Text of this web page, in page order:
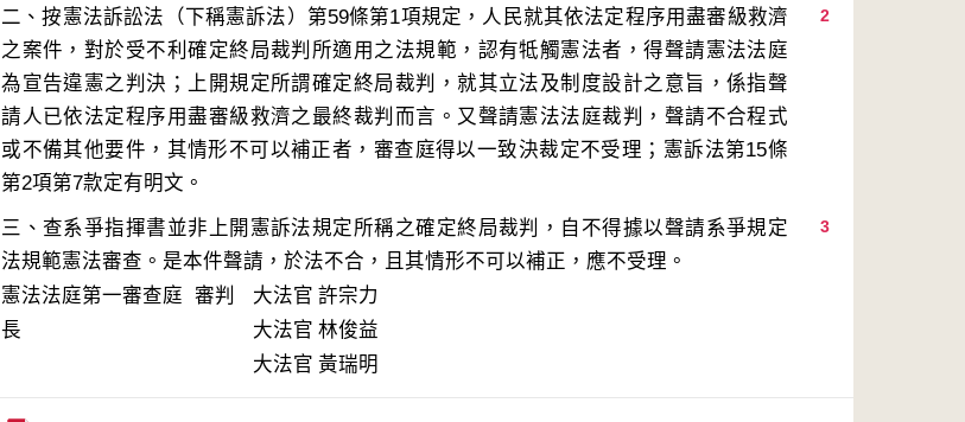
2
二、按憲法訴訟法（下稱憲訴法）第59條第1項規定，人民就其依法定程序用盡審級救濟
之案件，對於受不利確定終局裁判所適用之法規範，認有牴觸憲法者，得聲請憲法法庭
為宣告違憲之判決；上開規定所謂確定終局裁判，就其立法及制度設計之意旨，係指聲
請人已依法定程序用盡審級救濟之最終裁判而言。又聲請憲法法庭裁判，聲請不合程式
或不備其他要件，其情形不可以補正者，審查庭得以一致決裁定不受理；憲訴法第15條
3
三、查系爭指揮書並非上開憲訴法規定所稱之確定終局裁判，自不得據以聲請系爭規定
法規範憲法審查。是本件聲請，於法不合，且其情形不可以補正，應不受理。
憲法法庭第一審查庭 審判
長
大法官 許宗力
大法官 林俊益
大法官 黃瑞明